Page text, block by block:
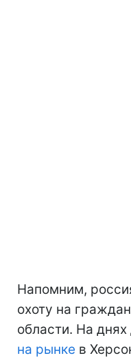
Напомним,
охоту на
области. На
на рынке в